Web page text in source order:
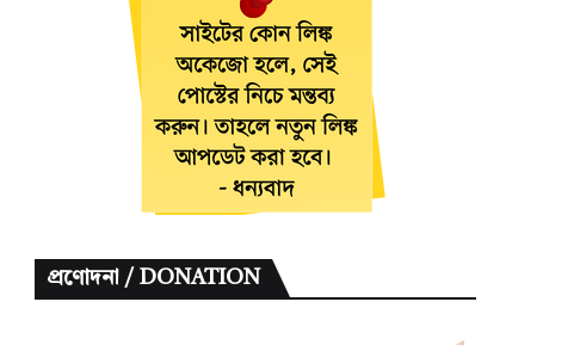
প্রণোদনা / DONATION